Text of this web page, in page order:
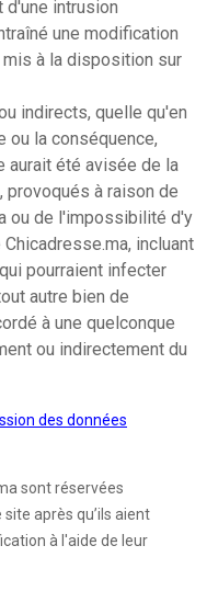
d'une intrusion
une modification
à la disposition sur
indirects, quelle qu'en
ou la conséquence,
aurait été avisée de la
à raison de
ou de l'impossibilité d'y
incluant
pourraient infecter
autre bien de
à une quelconque
ou indirectement du
des données
sont réservées
après qu’ils aient
à l'aide de leur